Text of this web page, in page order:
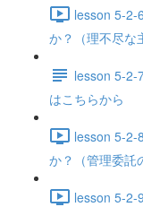
lesson 5-2-
か？（理不尽な
lesson 5-2-
はこちらから
lesson 5-2-
か？（管理委託
lesson 5-2-